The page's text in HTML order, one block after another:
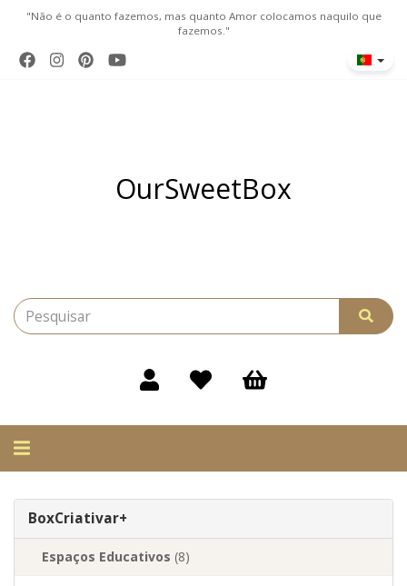
"Não é o quanto fazemos, mas quanto Amor colocamos naquilo que
fazemos."
OurSweetBox
Alternar
BoxCriativar+
Espaços Educativos (8)